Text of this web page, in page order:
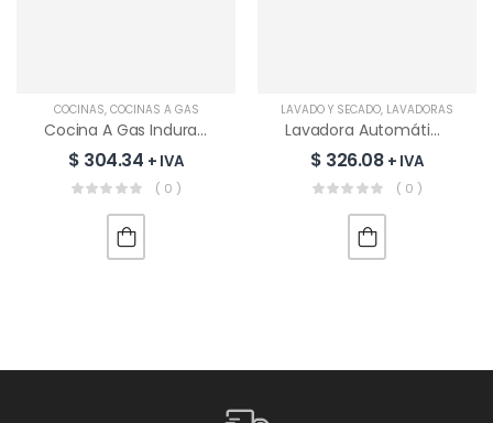
COCINAS, COCINAS A GAS
Cocina A Gas Indurama Granada Zafiro | Croma
$ 304.34 + IVA
( 0 )
LAVADO Y SECADO, LAVADORAS
Lavadora Automática Indurama LRI-17DGR | 17 Kg
$ 326.08 + IVA
( 0 )